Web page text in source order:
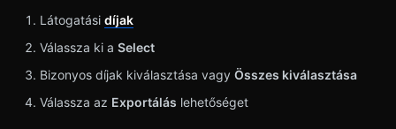
Látogatási díjak
Válassza ki a Select
Bizonyos díjak kiválasztása vagy Összes kiválasztása
Válassza az Exportálás lehetőséget